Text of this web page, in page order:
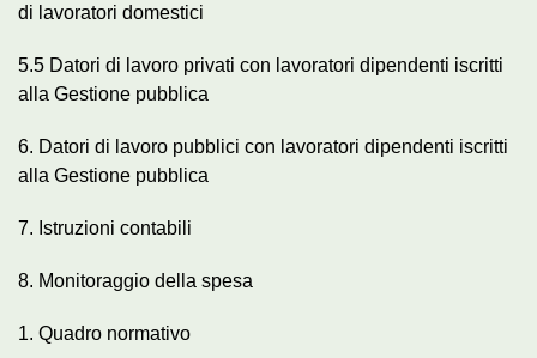
di lavoratori domestici
5.5 Datori di lavoro privati con lavoratori dipendenti iscritti
alla Gestione pubblica
6. Datori di lavoro pubblici con lavoratori dipendenti iscritti
alla Gestione pubblica
7. Istruzioni contabili
8. Monitoraggio della spesa
1. Quadro normativo